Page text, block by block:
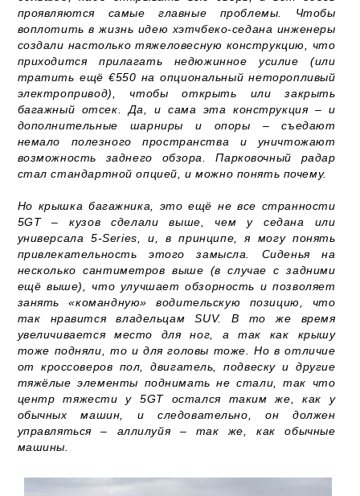
проявляются самые главные проблемы. Чтобы
воплотить в жизнь идею хэтчбеко-седана инженеры
создали настолько тяжеловесную конструкцию, что
приходится прилагать недюжинное усилие (или
тратить ещё €550 на опциональный неторопливый
электропривод), чтобы открыть или закрыть
багажный отсек. Да, и сама эта конструкция – и
дополнительные шарниры и опоры – съедают
немало полезного пространства и уничтожают
возможность заднего обзора. Парковочный радар
стал стандартной опцией, и можно понять почему.
Но крышка багажника, это ещё не все странности
5GT – кузов сделали выше, чем у седана или
универсала 5-Series, и, в принципе, я могу понять
привлекательность этого замысла. Сиденья на
несколько сантиметров выше (в случае с задними
ещё выше), что улучшает обзорность и позволяет
занять «командную» водительскую позицию, что
так нравится владельцам SUV. В то же время
увеличивается место для ног, а так как крышу
тоже подняли, то и для головы тоже. Но в отличие
от кроссоверов пол, двигатель, подвеску и другие
тяжёлые элементы поднимать не стали, так что
центр тяжести у 5GT остался таким же, как у
обычных машин, и следовательно, он должен
управляться – аллилуйя – так же, как обычные
машины.